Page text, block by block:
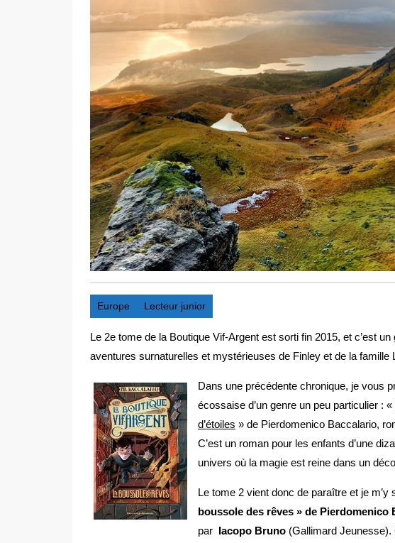
Europe Lecteur junior
Le 2e tome de la Boutique Vif-Argent est sorti fin 2015, et c’est
aventures surnaturelles et mystérieuses de Finley et de la famille
Dans une précédente chronique, je vous
écossaise d’un genre un peu particulier : «
d’étoiles » de Pierdomenico Baccalario,
C’est un roman pour les enfants d’une
univers où la magie est reine dans un
Le tome 2 vient donc de paraître et je
boussole des rêves » de Pierdomenico
par Iacopo Bruno (Gallimard Jeunesse).